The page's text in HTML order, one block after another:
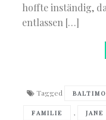
hoffte inständig,
entlassen […]
Tagged
FAMILIE , JANE